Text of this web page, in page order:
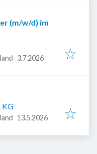
(m/w/d) im
Veröffentlicht
3.7.2026
KG
Veröffentlicht
13.5.2026